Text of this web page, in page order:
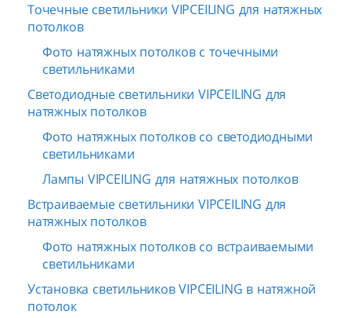
Точечные светильники VIPCEILING для натяжных
потолков
Фото натяжных потолков с точечными
светильниками
Светодиодные светильники VIPCEILING для
натяжных потолков
Фото натяжных потолков со светодиодными
светильниками
Лампы VIPCEILING для натяжных потолков
Встраиваемые светильники VIPCEILING для
натяжных потолков
Фото натяжных потолков со встраиваемыми
светильниками
Установка светильников VIPCEILING в натяжной
потолок